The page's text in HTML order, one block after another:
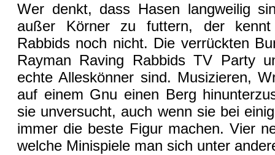
Wer denkt, dass Hasen langweilig
außer Körner zu futtern, der
Rabbids noch nicht. Die verrückten
Rayman Raving Rabbids TV Party
echte Alleskönner sind. Musizieren,
auf einem Gnu einen Berg
sie unversucht, auch wenn sie bei
immer die beste Figur machen. Vier
welche Minispiele man sich unter